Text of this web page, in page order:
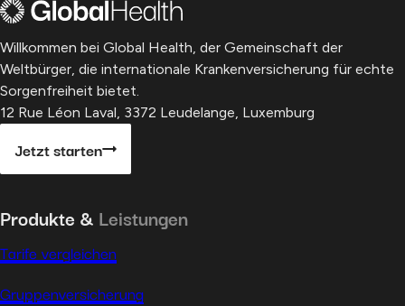
Willkommen bei Global Health, der Gemeinschaft der
Weltbürger, die internationale Krankenversicherung für echte
Sorgenfreiheit bietet.
12 Rue Léon Laval, 3372 Leudelange, Luxemburg
Jetzt starten
Produkte & Leistungen
Tarife vergleichen
Gruppenversicherung